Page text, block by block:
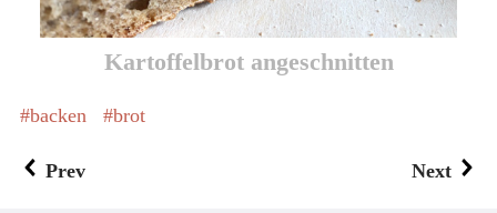
Kartoffelbrot angeschnitten
backen brot
Prev Next